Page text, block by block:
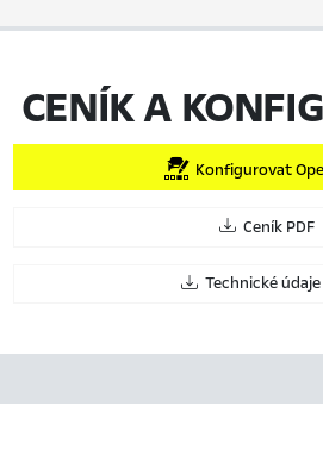
CENÍK A
Konfigurovat
Ceník PDF
Technické údaje